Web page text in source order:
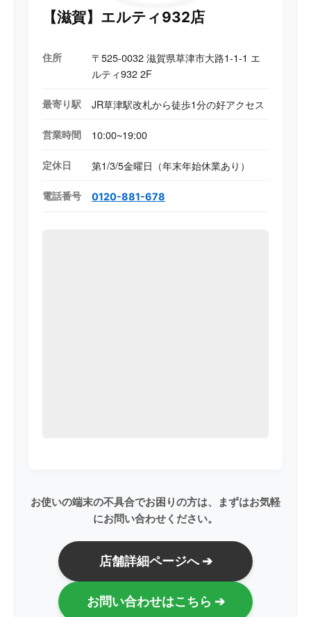
【滋賀】エルティ932店
住所
〒525-0032 滋賀県草津市大路1-1-1 エ
ルティ932 2F
最寄り駅 JR草津駅改札から徒歩1分の好アクセス
営業時間 10:00~19:00
定休日 第1/3/5金曜日（年末年始休業あり）
電話番号 0120-881-678
お使いの端末の不具合でお困りの方は、まずはお気軽
にお問い合わせください。
店舗詳細ページへ ➔
お問い合わせはこちら ➔